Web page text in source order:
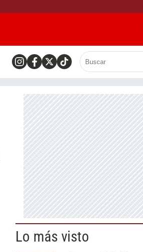
Lo más visto